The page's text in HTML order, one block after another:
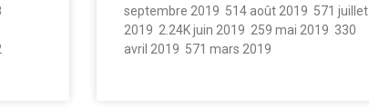
septembre 2019  514 août 2019  571 juillet
2019  2.24K juin 2019  259 mai 2019  330
avril 2019  571 mars 2019 